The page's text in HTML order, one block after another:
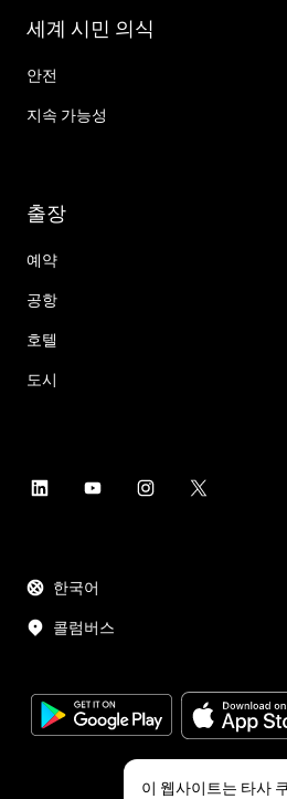
세계 시민 의식
안전
지속 가능성
출장
예약
공항
호텔
도시
한국어
콜럼버스
이 웹사이트는 타사